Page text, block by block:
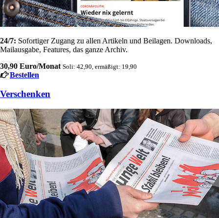
24/7: Sofortiger Zugang zu allen Artikeln und Beilagen. Downloads,
Mailausgabe, Features, das ganze Archiv.
30,90 Euro/Monat Soli: 42,90, ermäßigt: 19,90
Bestellen
Verschenken